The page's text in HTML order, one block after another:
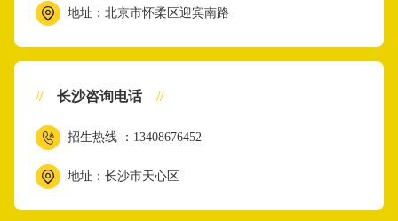
地址：北京市怀柔区迎宾南路
// 长沙咨询电话 //
招生热线 ：13408676452
地址：长沙市天心区